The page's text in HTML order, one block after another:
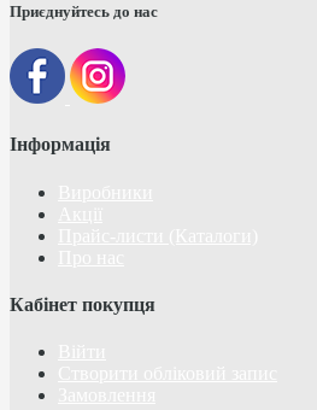
Приєднуйтесь до нас
Інформація
Кабінет покупця